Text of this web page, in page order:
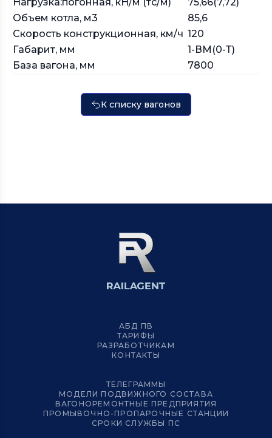
Объем котла, м3
85,6
Скорость конструкционная, км/ч 120
Габарит, мм
1-ВМ(0-Т)
База вагона, мм
7800
К списку вагонов
АБД ПВ
ТАРИФЫ
РАЗРАБОТЧИКАМ
КОНТАКТЫ
ТЕЛЕГРАММЫ
МОДЕЛИ ПОДВИЖНОГО СОСТАВА
ВАГОНОРЕМОНТНЫЕ ПРЕДПРИЯТИЯ
ПРОМЫВОЧНО-ПРОПАРОЧНЫЕ СТАНЦИИ
СРОКИ СЛУЖБЫ ПС